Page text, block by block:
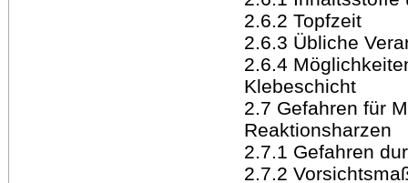
2.6.2 Topfzeit
2.6.3 Übliche
2.6.4
Klebeschicht
2.7 Gefahren für
Reaktionsharzen
2.7.1 Gefahren
2.7.2